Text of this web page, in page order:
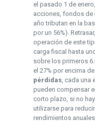
el pasado 1 de
acciones, fondos de
año tributan en la
por un 56%).
operación de este
carga fiscal hasta
sobre los primeros
el 27% por encima
pérdidas, cada una
pueden compensar
corto plazo, si no
utilizarse para
rendimientos